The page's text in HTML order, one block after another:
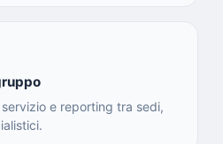
e reporting tra sedi,